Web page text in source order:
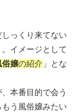
っくり来てない
イメージとして
俗嬢の紹介 」とな
本番目的で会う
う風俗嬢みたい